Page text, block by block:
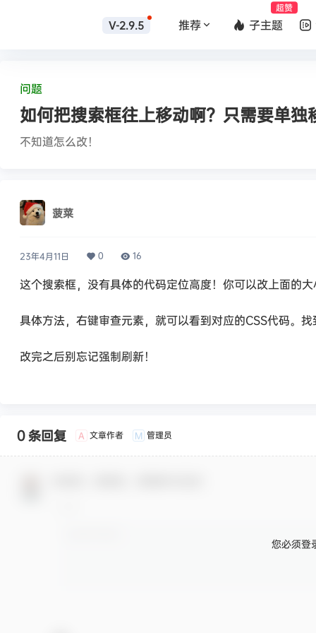
V-2.9.5 推荐 子主题
超赞
问题
如何把搜索框往上移动啊？只需要单独
不知道怎么改！
菠菜
23年4月11日 0 16
这个搜索框，没有具体的代码定位高度！你可以改上面的
具体方法，右键审查元素，就可以看到对应的CSS代码。
改完之后别忘记强制刷新！
0 条回复 A 文章作者 M 管理员
您必须登